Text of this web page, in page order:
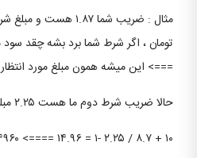
===> این میشه همون مبلغ مورد
حالا ضریب شرط دوم ما هست ۲.۲۵ مبلغ شرطمون چقد میشه ؟
۱۰ + ۸.۷ / ۲.۲۵ -۱ = ۱۴.۹۶ ====> ۱۴۹۶۰ میشه مبلغ شرط دوم